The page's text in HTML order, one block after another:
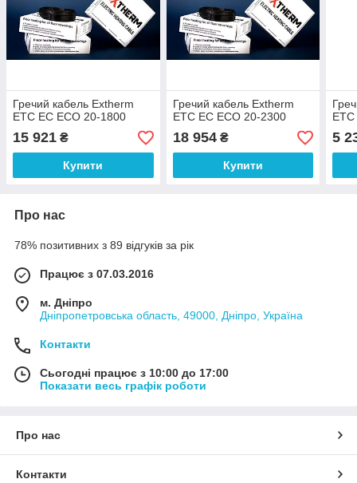
Гречий кабель Extherm
ETC EC ECO 20-1800
15 921 ₴
Купити
Гречий кабель Extherm
ETC EC ECO 20-2300
18 954₴
Купити
5
Про нас
78% позитивних з 89 відгуків за рік
Працює з 07.03.2016
м. Дніпро
Дніпропетровська область, 49000, Дніпро, Україна
Контакти
Сьогодні працює з 10:00 до 17:00
Показати весь графік роботи
Про нас
Контакти